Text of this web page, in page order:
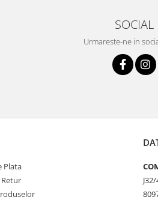
SOCIAL
Urmareste-ne in
Plata